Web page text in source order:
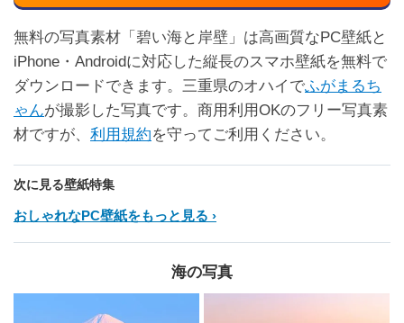
無料の写真素材「碧い海と岸壁」は高画質なPC壁紙と
iPhone・Androidに対応した縦長のスマホ壁紙を無料で
ダウンロードできます。三重県のオハイでふがまるち
ゃんが撮影した写真です。商用利用OKのフリー写真素
材ですが、 利用規約を守ってご利用ください。
次に見る壁紙特集
おしゃれなPC壁紙をもっと見る
海の写真